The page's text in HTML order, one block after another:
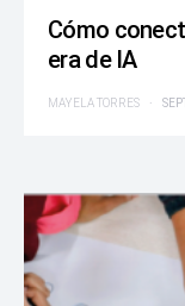
Cómo
era de IA
MAYELA TORRES